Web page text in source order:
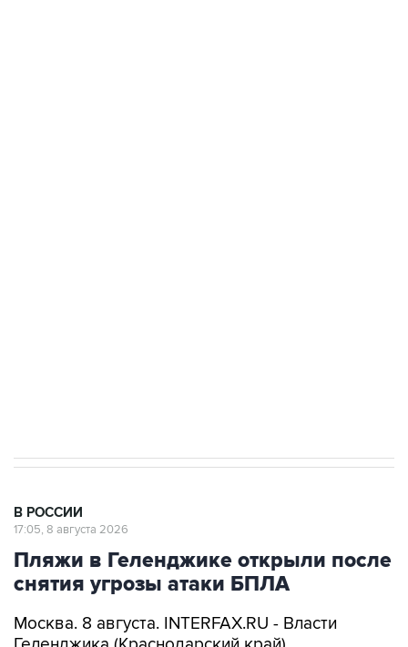
В РОССИИ
17:05, 8 августа 2026
Пляжи в Геленджике открыли после
снятия угрозы атаки БПЛА
Москва. 8 августа. INTERFAX.RU - Власти